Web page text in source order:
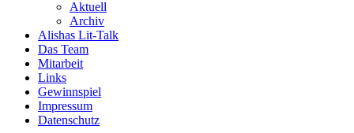
Aktuell
Archiv
Alishas Lit-Talk
Das Team
Mitarbeit
Links
Gewinnspiel
Impressum
Datenschutz